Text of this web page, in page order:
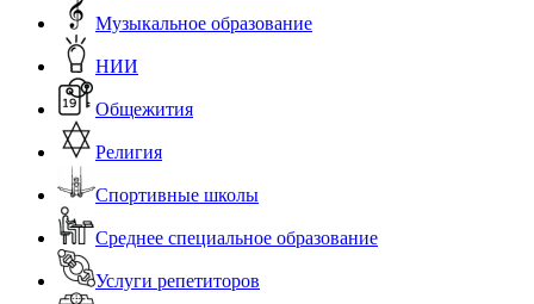
Музыкальное образование
НИИ
Общежития
Религия
Спортивные школы
Среднее специальное образование
Услуги репетиторов